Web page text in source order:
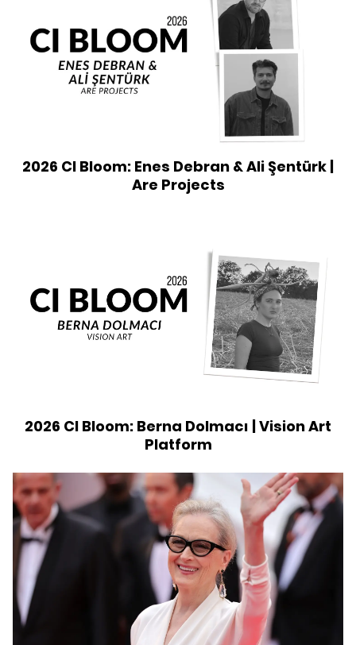
2026 CI Bloom: Enes Debran & Ali Şentürk |
Are Projects
2026 CI Bloom: Berna Dolmacı | Vision Art
Platform